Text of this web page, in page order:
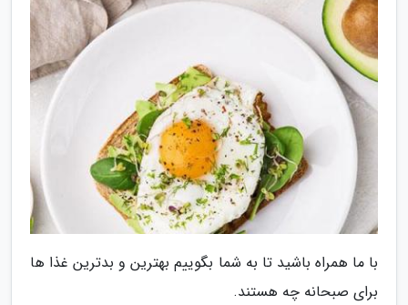
با ما همراه باشید تا به شما بگوییم بهترین و بدترین غذا ها
برای صبحانه چه هستند.